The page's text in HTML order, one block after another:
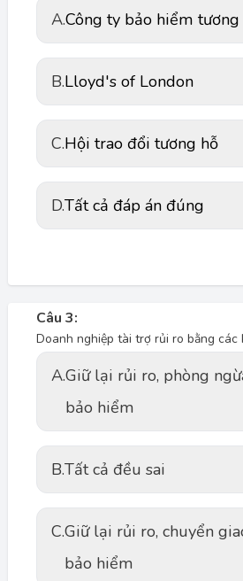
A.Công ty bảo hiểm tương
B.Lloyd's of London
C.Hội trao đổi tương hỗ
D.
Câu 3:
Doanh nghiệp tài trợ rủi ro bằng các
A.Giữ lại rủi ro, phòng
bảo hiểm
B.Tất cả đều sai
C.Giữ lại rủi ro, chuyển
bảo hiểm